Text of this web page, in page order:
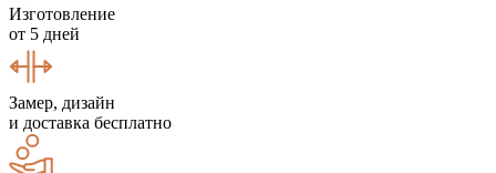
Изготовление
от 5 дней
Замер, дизайн
и доставка бесплатно